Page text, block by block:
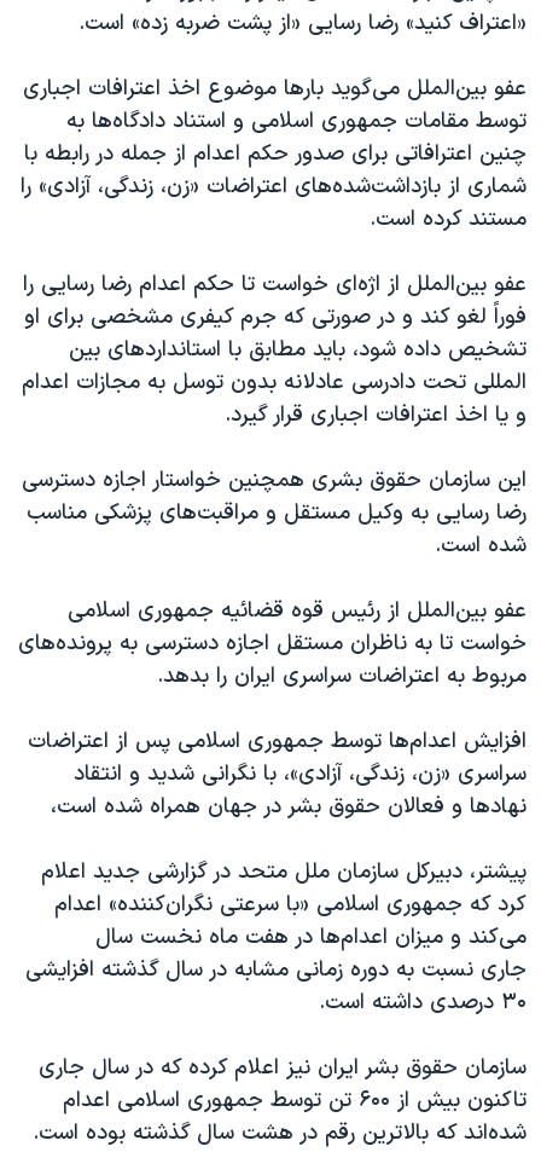
«اعتراف کنید» رضا رسایی «از پشت ضربه زده» است.
عفو بین‌الملل می‌گوید بارها موضوع اخذ اعترافات اجباری
توسط مقامات جمهوری اسلامی و استناد دادگاه‌ها به
چنین اعترافاتی برای صدور حکم اعدام از جمله در رابطه با
شماری از بازداشت‌شده‌های اعتراضات «زن، زندگی، آزادی» را
مستند کرده است.
عفو بین‌الملل از اژه‌ای خواست تا حکم اعدام رضا رسایی را
فوراً لغو کند و در صورتی که جرم کیفری مشخصی برای او
تشخیص داده شود، باید مطابق با استانداردهای بین
المللی تحت دادرسی عادلانه بدون توسل به مجازات اعدام
و یا اخذ اعترافات اجباری قرار گیرد.
این سازمان حقوق بشری همچنین خواستار اجازه دسترسی
رضا رسایی به وکیل مستقل و مراقبت‌های پزشکی مناسب
شده است.
عفو بین‌الملل از رئیس قوه قضائیه جمهوری اسلامی
خواست تا به ناظران مستقل اجازه دسترسی به پرونده‌های
مربوط به اعتراضات سراسری ایران را بدهد.
افزایش اعدام‌ها توسط جمهوری اسلامی پس از اعتراضات
سراسری «زن، زندگی، آزادی»، با نگرانی شدید و انتقاد
نهادها و فعالان حقوق بشر در جهان همراه شده است،
پیشتر، دبیرکل سازمان ملل متحد در گزارشی جدید اعلام
کرد که جمهوری اسلامی «با سرعتی نگران‌کننده» اعدام
می‌کند و میزان اعدام‌ها در هفت ماه نخست سال
جاری نسبت به دوره زمانی مشابه در سال گذشته افزایشی
۳۰ درصدی داشته است.
سازمان حقوق بشر ایران نیز اعلام کرده که در سال جاری
تاکنون بیش از ۶۰۰ تن توسط جمهوری اسلامی اعدام
شده‌اند که بالاترین رقم در هشت سال گذشته بوده است.